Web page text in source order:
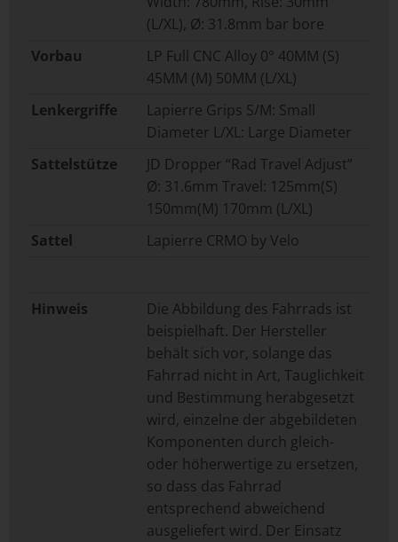
(L/XL), Ø: 31.8mm bar bore
Vorbau
LP Full CNC Alloy 0° 40MM (S)
45MM (M) 50MM (L/XL)
Lenkergriffe
Lapierre Grips S/M: Small
Diameter L/XL: Large Diameter
Sattelstütze
JD Dropper “Rad Travel Adjust”
Ø: 31.6mm Travel: 125mm(S)
150mm(M) 170mm (L/XL)
Sattel
Lapierre CRMO by Velo
Hinweis
Die Abbildung des Fahrrads ist
beispielhaft. Der Hersteller
behält sich vor, solange das
Fahrrad nicht in Art, Tauglichkeit
und Bestimmung herabgesetzt
wird, einzelne der abgebildeten
Komponenten durch gleich-
oder höherwertige zu ersetzen,
so dass das Fahrrad
entsprechend abweichend
ausgeliefert wird. Der Einsatz